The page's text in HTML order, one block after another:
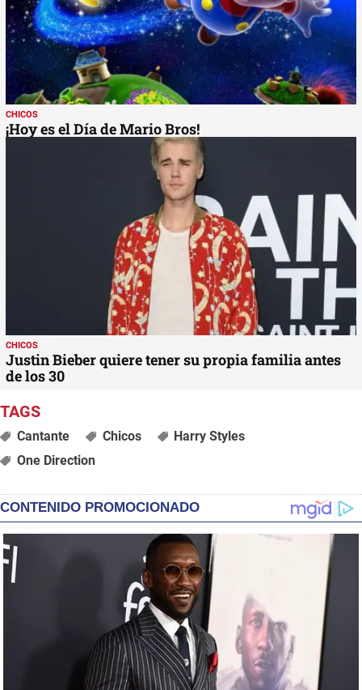
CHICOS
¡Hoy es el Día de Mario Bros!
CHICOS
Justin Bieber quiere tener su propia familia antes
de los 30
Cantante Chicos
Harry Styles
One Direction
CONTENIDO PROMOCIONADO